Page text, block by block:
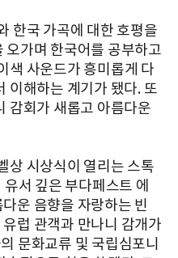
한국 가곡에 대한 호평을
오가며 한국어를 공부하고
색 사운드가 흥미롭게 다
이해하는 계기가 됐다. 또
감회가 새롭고 아름다운
상 시상식이 열리는 스톡
서 깊은 부다페스트 에
운 음향을 자랑하는 빈
럽 관객과 만나니 감개가
문화교류 및 국립심포니